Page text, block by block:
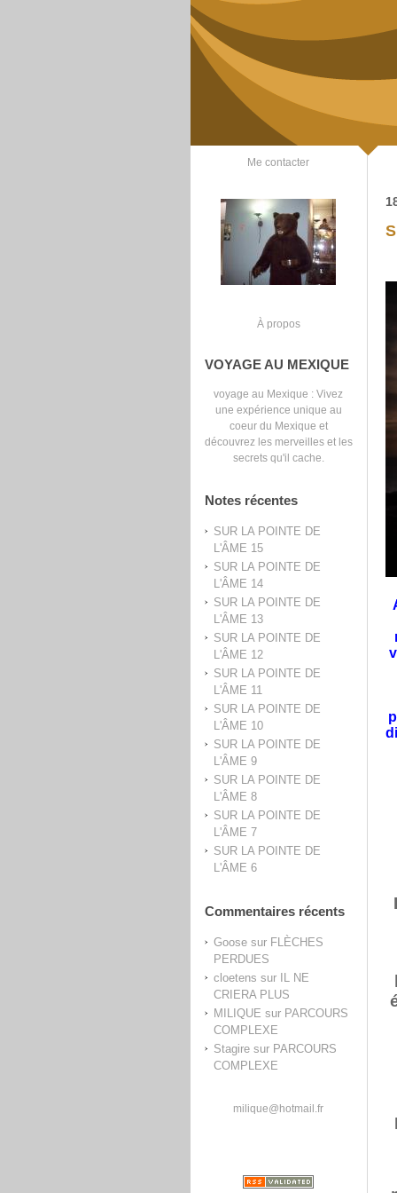
Me contacter
À propos
VOYAGE AU MEXIQUE
voyage au Mexique : Vivez
une expérience unique au
coeur du Mexique et
découvrez les merveilles et les
secrets qu'il cache.
Notes récentes
SUR LA POINTE DE
L'ÂME 15
SUR LA POINTE DE
L'ÂME 14
SUR LA POINTE DE
L'ÂME 13
SUR LA POINTE DE
L'ÂME 12
SUR LA POINTE DE
L'ÂME 11
SUR LA POINTE DE
L'ÂME 10
SUR LA POINTE DE
L'ÂME 9
SUR LA POINTE DE
L'ÂME 8
SUR LA POINTE DE
L'ÂME 7
SUR LA POINTE DE
L'ÂME 6
Commentaires récents
Goosesur FLÈCHES
PERDUES
cloetens sur
IL NE
CRIERA PLUS
MILIQUE sur PARCOURS
COMPLEXE
Stagiresur PARCOURS
COMPLEXE
milique@hotmail.fr